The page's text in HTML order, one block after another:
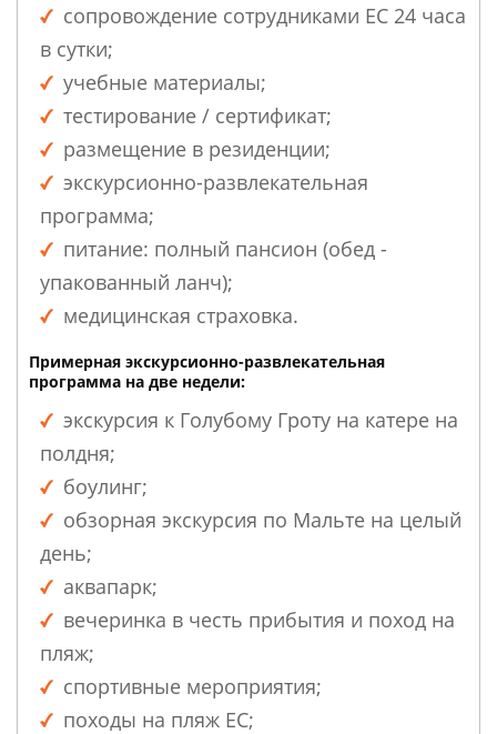
сопровождение сотрудниками ЕС 24 часа
в сутки;
учебные материалы;
тестирование / сертификат;
размещение в резиденции;
экскурсионно-развлекательная
программа;
питание: полный пансион (обед -
упакованный ланч);
медицинская страховка.
Примерная экскурсионно-развлекательная
программа на две недели:
экскурсия к Голубому Гроту на катере на
полдня;
боулинг;
обзорная экскурсия по Мальте на целый
день;
аквапарк;
вечеринка в честь прибытия и поход на
пляж;
спортивные мероприятия;
походы на пляж EC;